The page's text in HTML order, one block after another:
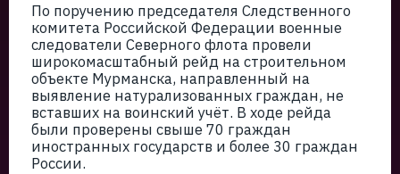
По поручению председателя Следственного
комитета Российской Федерации военные
следователи Северного флота провели
широкомасштабный рейд на строительном
объекте Мурманска, направленный на
выявление натурализованных граждан, не
вставших на воинский учёт. В ходе рейда
были проверены свыше 70 граждан
иностранных государств и более 30 граждан
России.